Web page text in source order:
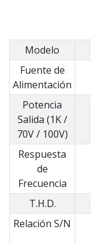
Modelo
Fuente de
Alimentación
Potencia
Salida (1K /
70V / 100V)
Respuesta
de
Frecuencia
T.H.D.
Relación S/N